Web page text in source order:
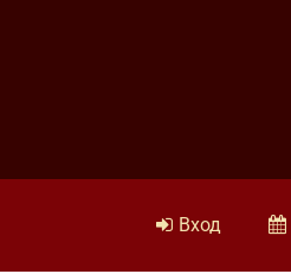
Вход